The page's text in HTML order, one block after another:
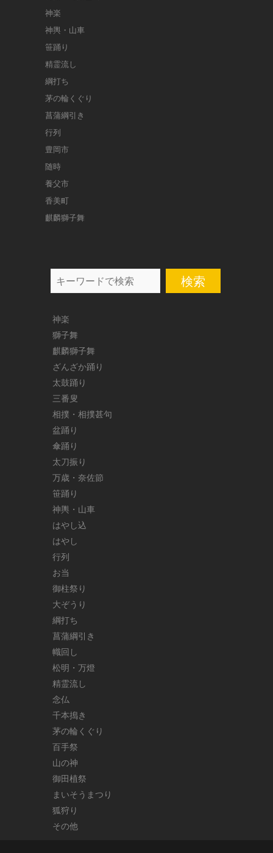
神楽
神輿・山車
笹踊り
精霊流し
綱打ち
茅の輪くぐり
菖蒲綱引き
行列
豊岡市
随時
養父市
香美町
麒麟獅子舞
search
神楽
獅子舞
麒麟獅子舞
ざんざか踊り
太鼓踊り
三番叟
相撲・相撲甚句
盆踊り
傘踊り
太刀振り
万歳・奈佐節
笹踊り
神輿・山車
はやし込
はやし
行列
お当
御柱祭り
大ぞうり
綱打ち
菖蒲綱引き
幟回し
松明・万燈
精霊流し
念仏
千本搗き
茅の輪くぐり
百手祭
山の神
御田植祭
まいそうまつり
狐狩り
その他